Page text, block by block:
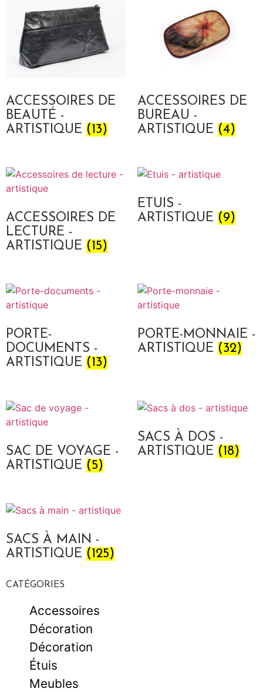
CATÉGORIES
Accessoires
Décoration
Décoration
Étuis
Meubles
ACCESSOIRES DE
BEAUTÉ -
ARTISTIQUE (13)
ACCESSOIRES DE
BUREAU -
ARTISTIQUE (4)
ACCESSOIRES DE
LECTURE -
ARTISTIQUE (15)
ETUIS -
ARTISTIQUE (9)
PORTE-
DOCUMENTS -
ARTISTIQUE (13)
PORTE-MONNAIE -
ARTISTIQUE (32)
SAC DE VOYAGE -
ARTISTIQUE (5)
SACS À DOS -
ARTISTIQUE (18)
SACS À MAIN -
ARTISTIQUE (125)